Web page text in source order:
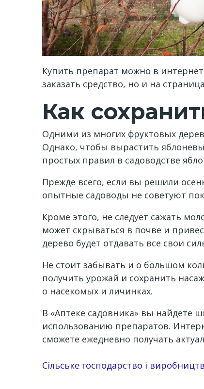
Купить препарат можно в
заказать средство, но и на
Как
Одними из многих фруктовых
Однако, чтобы вырастить
простых правил в садоводстве
Прежде всего, если вы решили
опытные садоводы не советуют
Кроме этого, не следует сажать
может скрываться в почве и
дерево будет отдавать все свои
Не стоит забывать и о большом
получить урожай и сохранить
о насекомых и личинках.
В «Аптеке садовника» вы найдете
использованию препаратов.
сможете ежедневно получать
Channel
Сільське господарство і